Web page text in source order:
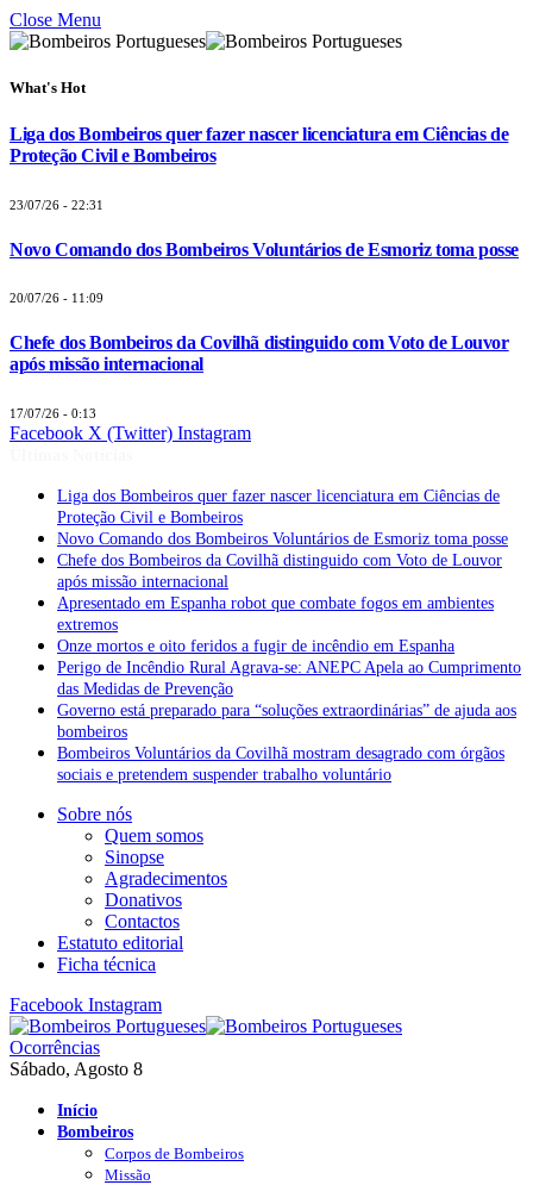
Close Menu
What's Hot
Liga dos Bombeiros quer fazer nascer licenciatura em Ciências de
Proteção Civil e Bombeiros
23/07/26 - 22:31
Novo Comando dos Bombeiros Voluntários de Esmoriz toma posse
20/07/26 - 11:09
Chefe dos Bombeiros da Covilhã distinguido com Voto de Louvor
após missão internacional
17/07/26 - 0:13
Facebook X (Twitter) Instagram
Liga dos Bombeiros quer fazer nascer licenciatura em Ciências de
Proteção Civil e Bombeiros
Novo Comando dos Bombeiros Voluntários de Esmoriz toma posse
Chefe dos Bombeiros da Covilhã distinguido com Voto de Louvor
após missão internacional
Apresentado em Espanha robot que combate fogos em ambientes
extremos
Onze mortos e oito feridos a fugir de incêndio em Espanha
Perigo de Incêndio Rural Agrava-se: ANEPC Apela ao Cumprimento
das Medidas de Prevenção
Governo está preparado para “soluções extraordinárias” de ajuda aos
bombeiros
Bombeiros Voluntários da Covilhã mostram desagrado com órgãos
sociais e pretendem suspender trabalho voluntário
Sobre nós
Quem somos
Sinopse
Agradecimentos
Donativos
Contactos
Estatuto editorial
Ficha técnica
Facebook Instagram
Ocorrências
Sábado, Agosto 8
Início
Bombeiros
Corpos de Bombeiros
Missão